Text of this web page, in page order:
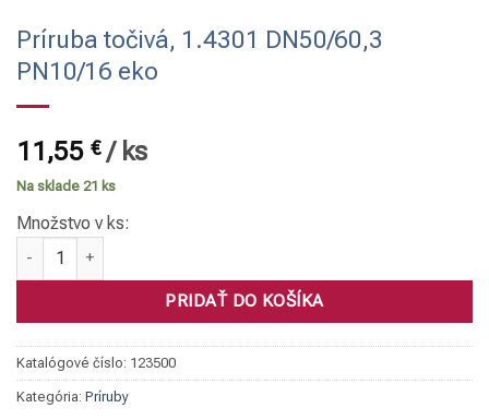
Príruba točivá, 1.4301 DN50/60,3
PN10/16 eko
11,55 €/ ks
Na sklade 21 ks
Množstvo v ks:
množstvo Príruba točivá, 1.4301 DN50/60,3 PN10/16 eko
PRIDAŤ DO KOŠÍKA
Katalógové číslo: 123500
Kategória: Príruby